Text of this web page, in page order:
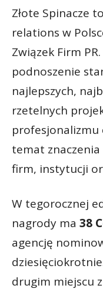
Złote Spinacze
relations w
Związek Firm
podnoszenie
najlepszych,
rzetelnych
profesjonalizmu
temat
firm, instytucji
W tegorocznej
nagrody ma 38
agencję
drugim miejscu